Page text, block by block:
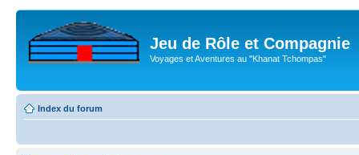
Jeu de Rôle et Compagnie
Voyages et Aventures au "Khanat Tchompas"
Index du forum